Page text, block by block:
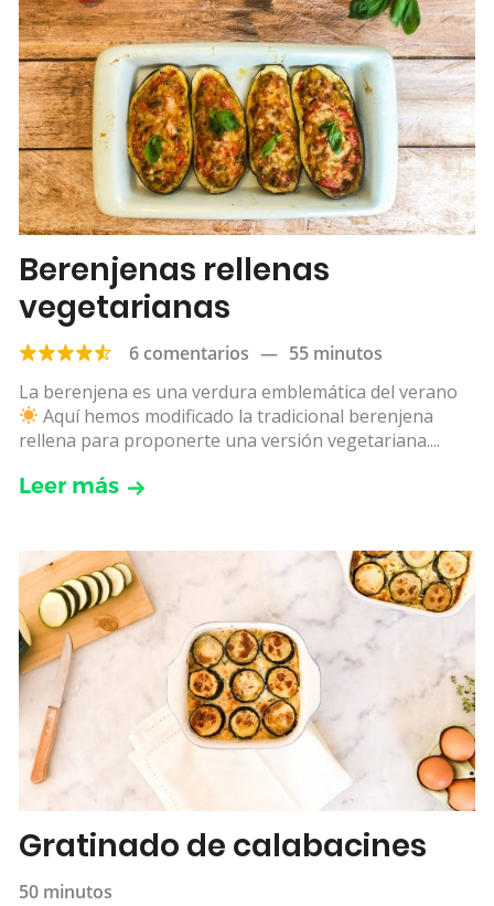
Berenjenas rellenas
vegetarianas
6 comentarios — 55 minutos
La berenjena es una verdura emblemática del verano
Aquí hemos modificado la tradicional berenjena
rellena para proponerte una versión vegetariana....
Leer más
Gratinado de calabacines
50 minutos